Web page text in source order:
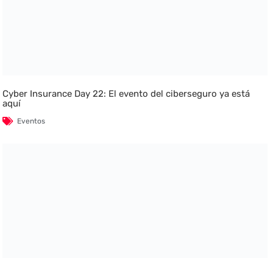
Cyber Insurance Day 22: El evento del ciberseguro ya está
aquí
Eventos